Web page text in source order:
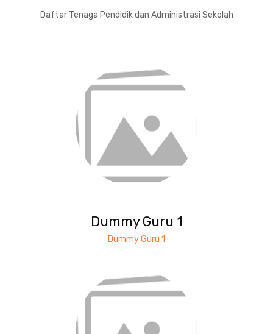
Daftar Tenaga Pendidik dan Administrasi Sekolah
Dummy Guru 1
Dummy Guru 1